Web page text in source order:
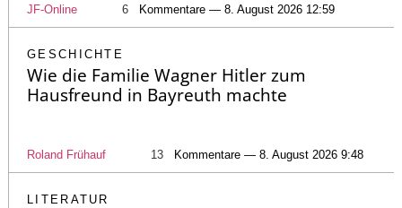
JF-Online 6 Kommentare — 8. August 2026 12:59
GESCHICHTE
Wie die Familie Wagner Hitler zum
Hausfreund in Bayreuth machte
Roland Frühauf 13 Kommentare — 8. August 2026 9:48
LITERATUR